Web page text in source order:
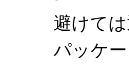
避けて
パッケ